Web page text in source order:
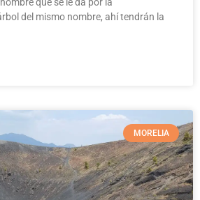
del mismo nombre, ahí tendrán la
MORELIA